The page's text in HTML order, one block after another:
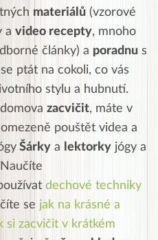
materiálů (vzorové
a video recepty, mnoho
články) a poradnu s
ptát na cokoli, co vás
stylu a hubnutí.
zacvičit, máte v
pouštět videa a
Šárky a lektorky jógy a
Naučíte
dechové techniky
se jak na krásné a
si zacvičit v krátkém